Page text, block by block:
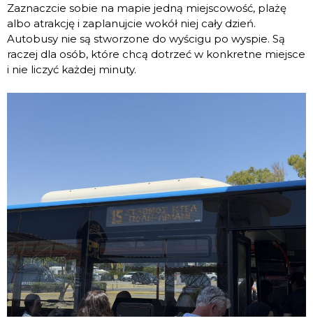
Zaznaczcie sobie na mapie jedną miejscowość, plażę
albo atrakcję i zaplanujcie wokół niej cały dzień.
Autobusy nie są stworzone do wyścigu po wyspie. Są
raczej dla osób, które chcą dotrzeć w konkretne miejsce
i nie liczyć każdej minuty.